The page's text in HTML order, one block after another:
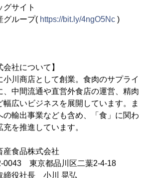
サイト
グループ( https://bit.ly/4ngO5Nc )
会社について】
小川商店として創業。食肉のサプライ
、中間流通や直営外食店の運営、精肉
広いビジネスを展開しています。ま
の輸出事業なども含め、「食」に関わ
を推進しています。
品株式会社
0043 東京都品川区二葉2-4-18
締役社長 小川 晃弘